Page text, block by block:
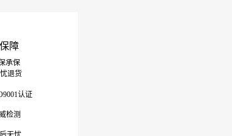
障
承保
退货
认证
检测